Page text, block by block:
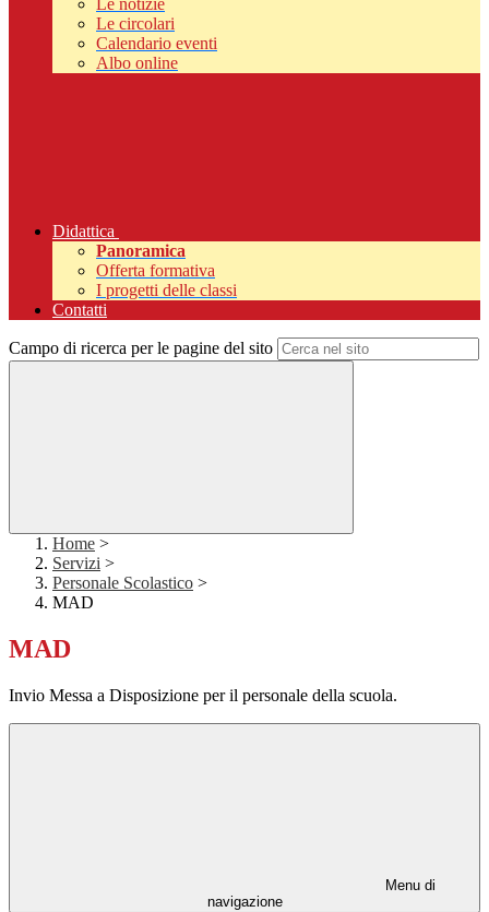
Le notizie
Le circolari
Calendario eventi
Albo online
Didattica
Panoramica
Offerta formativa
I progetti delle classi
Contatti
Campo di ricerca per le pagine del sito
Home >
Servizi >
Personale Scolastico >
MAD
MAD
Invio Messa a Disposizione per il personale della scuola.
Menu di
navigazione